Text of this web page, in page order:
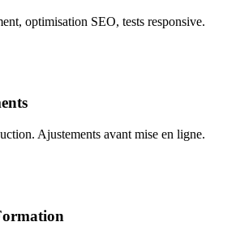
optimisation SEO, tests responsive.
Ajustements avant mise en ligne.